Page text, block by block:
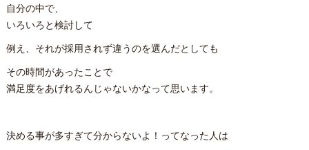
自分の中で、
いろいろと検討して
例え、それが採用されず違うのを選んだとしても
その時間があったことで
満足度をあげれるんじゃないかなって思います。
決める事が多すぎて分からないよ！ってなった人は